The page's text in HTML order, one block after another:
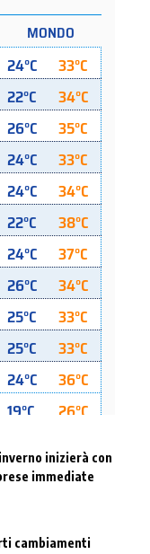
inizierà con
immediate
cambiamenti